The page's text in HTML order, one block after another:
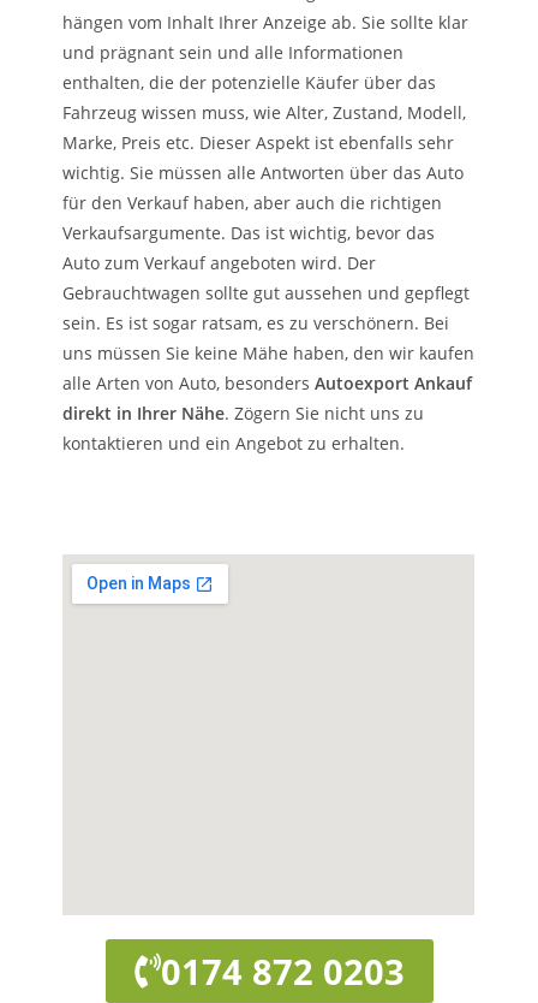
hängen vom Inhalt Ihrer Anzeige ab. Sie sollte klar
und prägnant sein und alle Informationen
enthalten, die der potenzielle Käufer über das
Fahrzeug wissen muss, wie Alter, Zustand, Modell,
Marke, Preis etc. Dieser Aspekt ist ebenfalls sehr
wichtig. Sie müssen alle Antworten über das Auto
für den Verkauf haben, aber auch die richtigen
Verkaufsargumente. Das ist wichtig, bevor das
Auto zum Verkauf angeboten wird. Der
Gebrauchtwagen sollte gut aussehen und gepflegt
sein. Es ist sogar ratsam, es zu verschönern. Bei
uns müssen Sie keine Mähe haben, den wir kaufen
alle Arten von Auto, besondersAutoexport Ankauf
direkt in Ihrer Nähe. Zögern Sie nicht uns zu
kontaktieren und ein Angebot zu erhalten.
0174 872 0203